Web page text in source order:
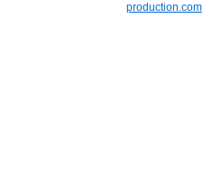
production.com